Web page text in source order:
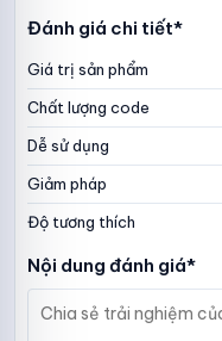
Đánh giá chi tiết*
Giá trị sản phẩm
Chất lượng code
Dễ sử dụng
Giảm pháp
Độ tương thích
Nội dung đánh giá*